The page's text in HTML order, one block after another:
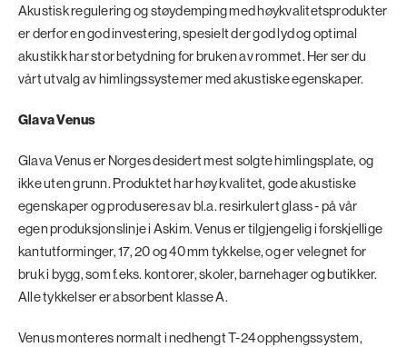
Akustisk regulering og støydemping med høykvalitetsprodukter
er derfor en god investering, spesielt der god lyd og optimal
akustikk har stor betydning for bruken av rommet. Her ser du
vårt utvalg av himlingssystemer med akustiske egenskaper.
Glava Venus
Glava Venus er Norges desidert mest solgte himlingsplate, og
ikke uten grunn. Produktet har høy kvalitet, gode akustiske
egenskaper og produseres av bl.a. resirkulert glass - på vår
egen produksjonslinje i Askim. Venus er tilgjengelig i forskjellige
kantutforminger, 17, 20 og 40 mm tykkelse, og er velegnet for
bruk i bygg, som f.eks. kontorer, skoler, barnehager og butikker.
Alle tykkelser er absorbent klasse A.
Venus monteres normalt i nedhengt T-24 opphengssystem,